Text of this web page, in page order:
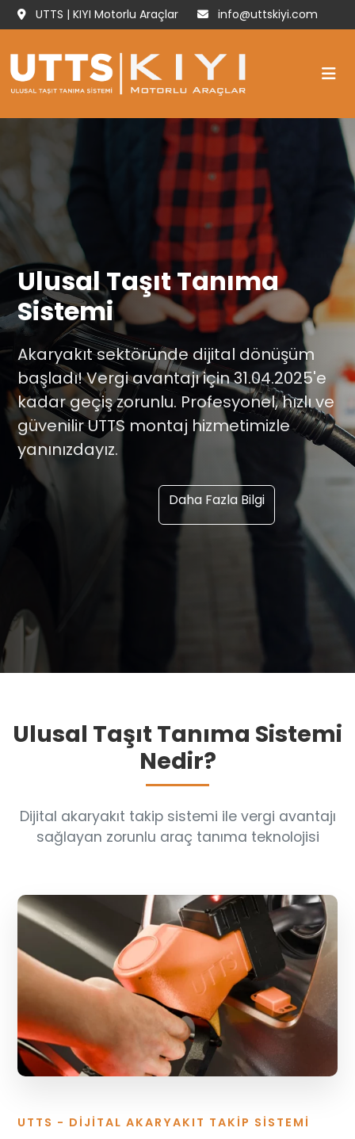
UTTS | KIYI Motorlu Araçlar info@uttskiyi.com
Ulusal Taşıt Tanıma
Sistemi
Akaryakıt sektöründe dijital dönüşüm
başladı! Vergi avantajı için 31.04.2025'e
kadar geçiş zorunlu. Profesyonel, hızlı ve
güvenilir UTTS montaj hizmetimizle
yanınızdayız.
Daha Fazla Bilgi
Ulusal Taşıt Tanıma Sistemi
Nedir?
Dijital akaryakıt takip sistemi ile vergi avantajı
sağlayan zorunlu araç tanıma teknolojisi
UTTS - DIJITAL AKARYAKIT TAKIP SISTEMI